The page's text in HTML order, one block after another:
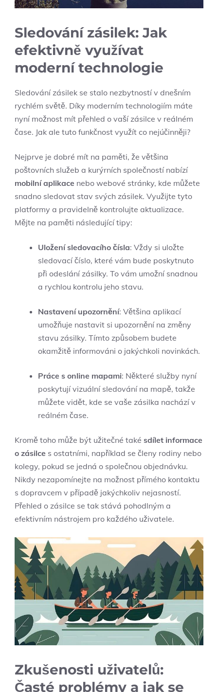
Sledování ​zásilek: Jak
efektivně využívat​
moderní technologie
Sledování zásilek⁢ se stalo nezbytností v dnešním
rychlém světě. Díky moderním technologiím máte
⁤nyní možnost ⁢mít‍ přehled o vaší zásilce⁣ v ​reálném
čase. Jak ale tuto funkčnost využít co‌ nejúčinněji?
Nejprve je dobré mít ‌na ‍paměti, že většina
⁣poštovních služeb a ​kurýrních společností ⁢nabízí⁤
mobilní‌ aplikace nebo webové stránky, kde můžete
snadno sledovat stav⁣ svých zásilek. Využijte tyto
platformy a pravidelně kontrolujte aktualizace.​
Mějte⁣ na paměti následující⁤ tipy:
Uložení ‍sledovacího⁢ čísla:‍ Vždy si‍ uložte
sledovací číslo, které vám ‌bude poskytnuto
při odeslání zásilky. ‌To vám umožní snadnou
a rychlou kontrolu ‍jeho stavu.
Nastavení‌ upozornění: Většina aplikací
umožňuje nastavit ​si upozornění na ​změny
stavu ‌zásilky. Tímto způsobem budete
okamžitě informováni o ‍jakýchkoli⁤ novinkách.
Práce s online mapami: Některé služby nyní
poskytují vizuální sledování na mapě, takže‌
můžete‌ vidět, kde se vaše zásilka ​nachází⁢ v
reálném‍ čase.
Kromě toho může‍ být užitečné také sdílet informace
o zásilce s ostatními, například se členy rodiny⁢ nebo
kolegy, pokud ‌se jedná o ‌společnou objednávku.
Nikdy nezapomínejte ‍na možnost​ přímého‌ kontaktu
s dopravcem‌ v případě jakýchkoliv ⁢nejasností.
Přehled o zásilce se tak stává pohodlným a‌
efektivním nástrojem pro ‌každého uživatele.
Zkušenosti ⁣uživatelů:​
Časté problémy a jak se